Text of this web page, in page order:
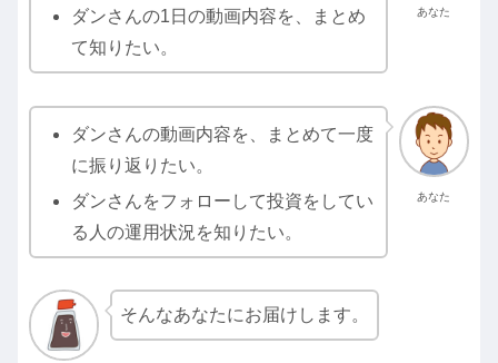
あなた
ダンさんの1日の動画内容を、まとめ
て知りたい。
あなた
ダンさんの動画内容を、まとめて一度
に振り返りたい。
ダンさんをフォローして投資をしてい
る人の運用状況を知りたい。
そんなあなたにお届けします。